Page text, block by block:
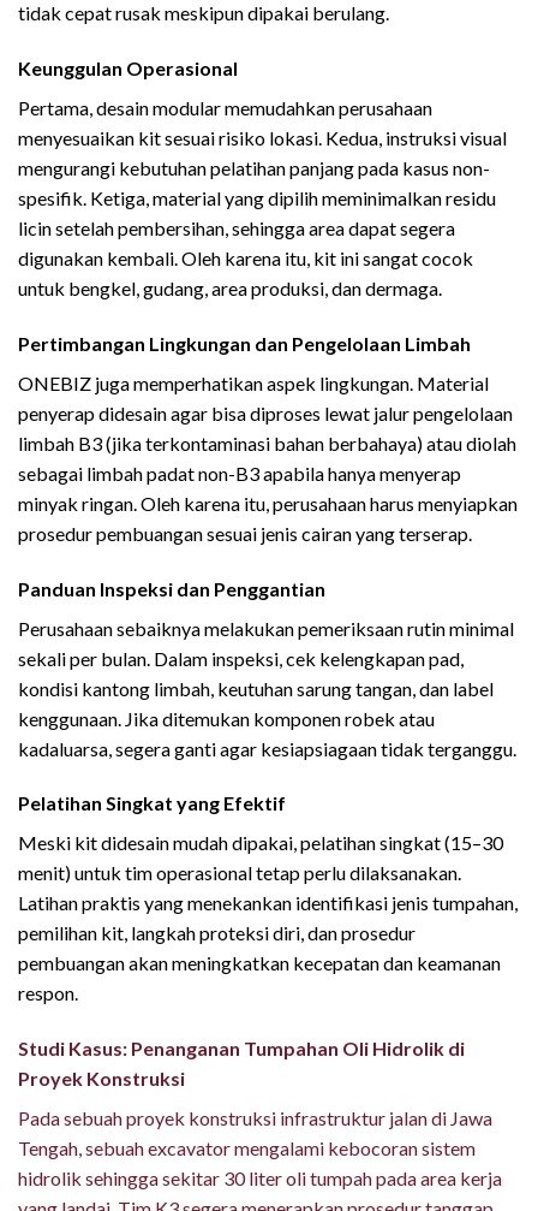
tidak cepat rusak meskipun dipakai berulang.
Keunggulan Operasional
Pertama, desain modular memudahkan perusahaan
menyesuaikan kit sesuai risiko lokasi. Kedua, instruksi visual
mengurangi kebutuhan pelatihan panjang pada kasus non-
spesifik. Ketiga, material yang dipilih meminimalkan residu
licin setelah pembersihan, sehingga area dapat segera
digunakan kembali. Oleh karena itu, kit ini sangat cocok
untuk bengkel, gudang, area produksi, dan dermaga.
Pertimbangan Lingkungan dan Pengelolaan Limbah
ONEBIZ juga memperhatikan aspek lingkungan. Material
penyerap didesain agar bisa diproses lewat jalur pengelolaan
limbah B3 (jika terkontaminasi bahan berbahaya) atau diolah
sebagai limbah padat non-B3 apabila hanya menyerap
minyak ringan. Oleh karena itu, perusahaan harus menyiapkan
prosedur pembuangan sesuai jenis cairan yang terserap.
Panduan Inspeksi dan Penggantian
Perusahaan sebaiknya melakukan pemeriksaan rutin minimal
sekali per bulan. Dalam inspeksi, cek kelengkapan pad,
kondisi kantong limbah, keutuhan sarung tangan, dan label
kenggunaan. Jika ditemukan komponen robek atau
kadaluarsa, segera ganti agar kesiapsiagaan tidak terganggu.
Pelatihan Singkat yang Efektif
Meski kit didesain mudah dipakai, pelatihan singkat (15–30
menit) untuk tim operasional tetap perlu dilaksanakan.
Latihan praktis yang menekankan identifikasi jenis tumpahan,
pemilihan kit, langkah proteksi diri, dan prosedur
pembuangan akan meningkatkan kecepatan dan keamanan
respon.
Studi Kasus: Penanganan Tumpahan Oli Hidrolik di
Proyek Konstruksi
Pada sebuah proyek konstruksi infrastruktur jalan di Jawa
Tengah, sebuah excavator mengalami kebocoran sistem
hidrolik sehingga sekitar 30 liter oli tumpah pada area kerja